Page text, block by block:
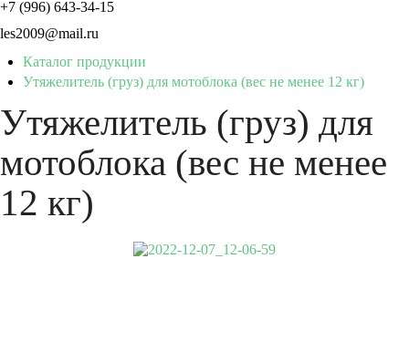
+7 (996) 643-34-15
les2009@mail.ru
Каталог продукции
Утяжелитель (груз) для мотоблока (вес не менее 12 кг)
Утяжелитель (груз) для
мотоблока (вес не менее
12 кг)